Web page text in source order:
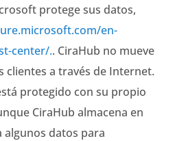
protege sus datos,
en-
center/.. CiraHub no mueve
clientes a través de Internet.
protegido con su propio
CiraHub almacena en
algunos datos para